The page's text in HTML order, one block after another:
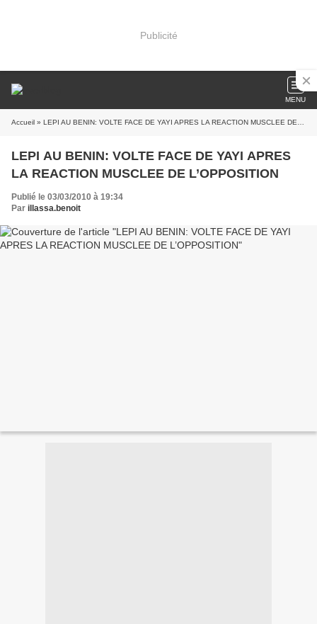
Publicité
MENU
Accueil » LEPI AU BENIN: VOLTE FACE DE YAYI APRES LA REACTION MUSCLEE DE L’OPPOSITION
LEPI AU BENIN: VOLTE FACE DE YAYI APRES
LA REACTION MUSCLEE DE L’OPPOSITION
Publié le 03/03/2010 à 19:34
Par illassa.benoit